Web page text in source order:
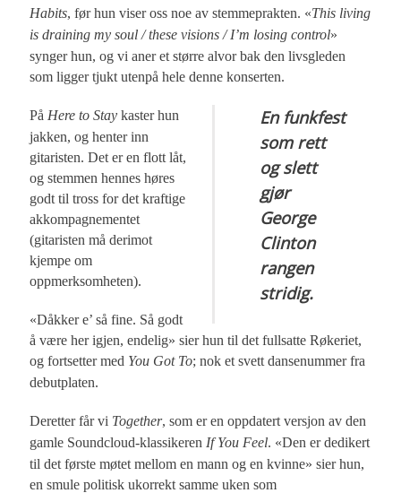
Habits, før hun viser oss noe av stemmeprakten. «This living
is draining my soul / these visions / I’m losing control»
synger hun, og vi aner et større alvor bak den livsgleden
som ligger tjukt utenpå hele denne konserten.
En funkfest
som rett
og slett
gjør
George
Clinton
rangen
stridig.
På Here to Stay kaster hun
jakken, og henter inn
gitaristen. Det er en flott låt,
og stemmen hennes høres
godt til tross for det kraftige
akkompagnementet
(gitaristen må derimot
kjempe om
oppmerksomheten).
«Dåkker e’ så fine. Så godt
å være her igjen, endelig» sier hun til det fullsatte Røkeriet,
og fortsetter med You Got To; nok et svett dansenummer fra
debutplaten.
Deretter får vi Together, som er en oppdatert versjon av den
gamle Soundcloud-klassikeren If You Feel. «Den er dedikert
til det første møtet mellom en mann og en kvinne» sier hun,
en smule politisk ukorrekt samme uken som